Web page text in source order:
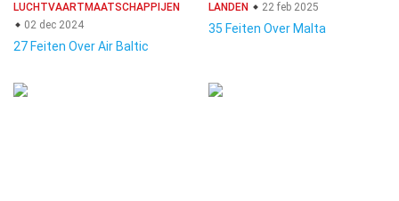
LUCHTVAARTMAATSCHAPPIJEN
02 dec 2024
27 Feiten Over Air Baltic
LANDEN 22 feb 2025
35 Feiten Over Malta